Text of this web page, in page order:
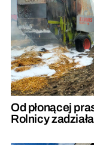
Od płonącej
Rolnicy